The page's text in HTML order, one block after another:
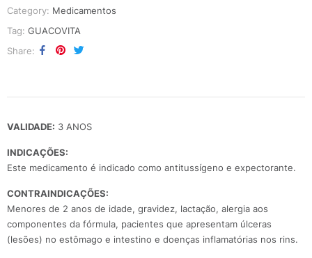
Category: Medicamentos
Tag: GUACOVITA
Share
VALIDADE: 3 ANOS
INDICAÇÕES:
Este medicamento é indicado como antitussígeno e expectorante.
CONTRAINDICAÇÕES:
Menores de 2 anos de idade, gravidez, lactação, alergia aos
componentes da fórmula, pacientes que apresentam úlceras
(lesões) no estômago e intestino e doenças inflamatórias nos rins.